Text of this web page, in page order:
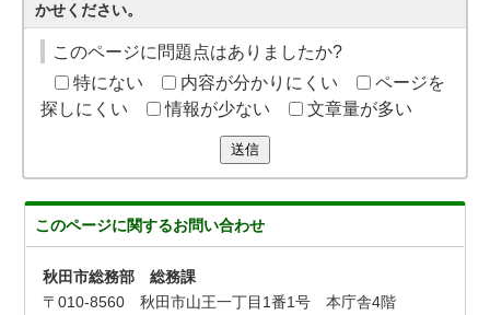
かせください。
このページに問題点はありましたか?
特にない
内容が分かりにくい
ページを
探しにくい
情報が少ない 文章量が多い
送信
このページに関するお問い合わせ
秋田市総務部 総務課
〒010-8560 秋田市山王一丁目1番1号 本庁舎4階